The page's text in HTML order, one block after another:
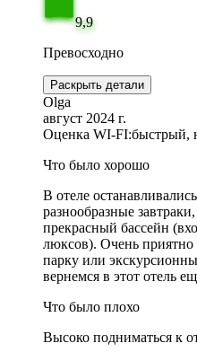
9,9
Превосходно
Раскрыть детали
Olga
август 2024 г.
Оценка WI-FI:быстрый,
Что было хорошо
В отеле
разнообразные
прекрасный бассейн
люксов). Очень приятно
парку или
вернемся в этот отель
Что было плохо
Высоко подниматься к